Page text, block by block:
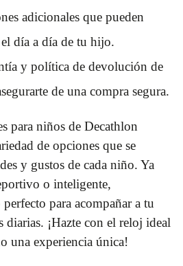
adicionales que pueden
día a día de tu hijo.
y política de devolución de
de una compra segura.
para niños de Decathlon
de opciones que se
y gustos de cada niño. Ya
o inteligente,
para acompañar a tu
diarias. ¡Hazte con el reloj ideal
una experiencia única!